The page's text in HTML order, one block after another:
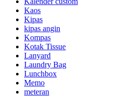
Kaos
Kipas
kipas angin
Kompas
Kotak Tissue
Lanyard
Laundry Bag
Lunchbox
Memo
meteran